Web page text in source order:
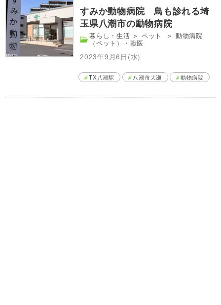
すみか動物病院 鳥も診れる埼
玉県八潮市の動物病院
暮らし・生活 ＞ ペット ＞ 動物病院
（ペット）・獣医
2023年9月6日(水)
TX八潮駅 八潮市大瀬 動物病院